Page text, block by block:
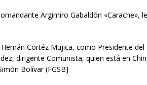
Argimiro Gabaldón «Carache»,
Cortéz Mujica, como Presidente
dirigente Comunista, quien está en
Bolívar (FGSB]